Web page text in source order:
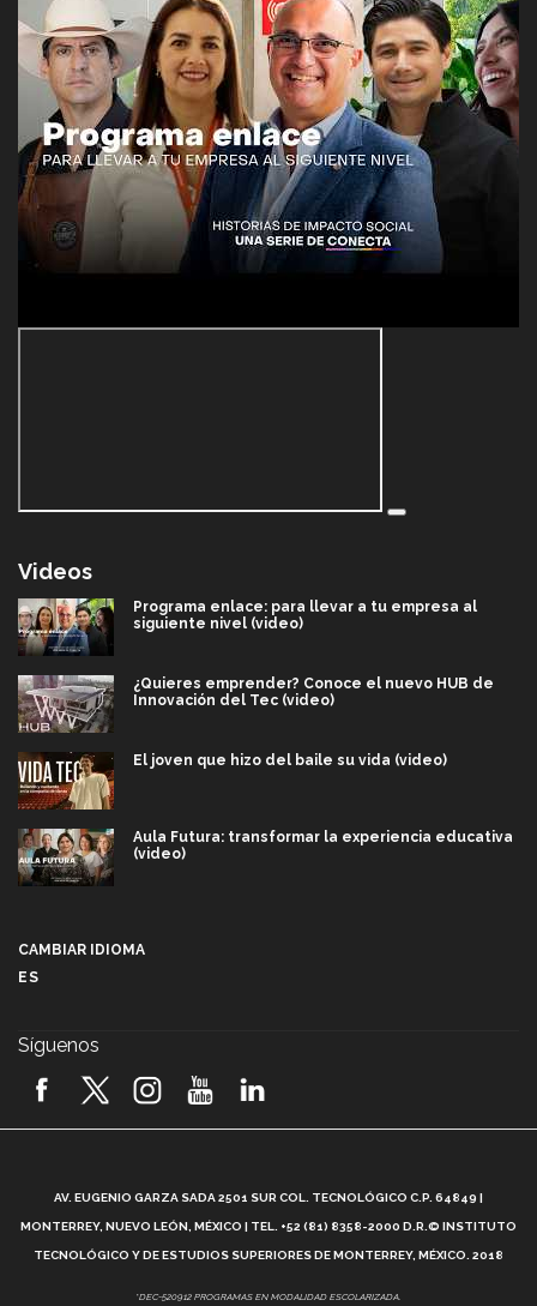
Videos
Programa enlace: para llevar a tu empresa al
siguiente nivel (video)
¿Quieres emprender? Conoce el nuevo HUB de
Innovación del Tec (video)
El joven que hizo del baile su vida (video)
Aula Futura: transformar la experiencia educativa
(video)
2026! (video)
¿Cómo es el Modelo Educativo Tec? (video)
Vida Tec: Feminismo e Inteligencia Artificial, Paola
CAMBIAR IDIOMA
ES
Síguenos
AV. EUGENIO GARZA SADA 2501 SUR COL. TECNOLÓGICO C.P. 64849 |
MONTERREY, NUEVO LEÓN, MÉXICO | TEL. +52 (81) 8358-2000 D.R.© INSTITUTO
TECNOLÓGICO Y DE ESTUDIOS SUPERIORES DE MONTERREY, MÉXICO. 2018
*DEC-520912 PROGRAMAS EN MODALIDAD ESCOLARIZADA.